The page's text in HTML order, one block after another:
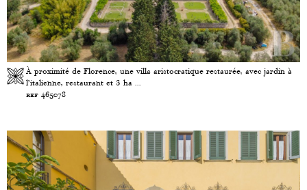
À proximité de Florence, une villa aristocratique restaurée, avec jardin à
l’italienne, restaurant et 3 ha ...
ref 465078